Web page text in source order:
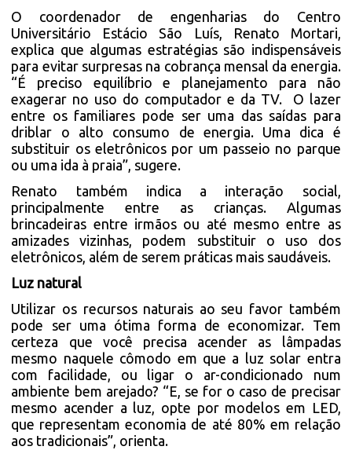
O coordenador de engenharias do Centro
Universitário Estácio São Luís, Renato Mortari,
explica que algumas estratégias são indispensáveis
para evitar surpresas na cobrança mensal da energia.
“É preciso equilíbrio e planejamento para não
exagerar no uso do computador e da TV. O lazer
entre os familiares pode ser uma das saídas para
driblar o alto consumo de energia. Uma dica é
substituir os eletrônicos por um passeio no parque
ou uma ida à praia”, sugere.
Renato também indica a interação social,
principalmente entre as crianças. Algumas
brincadeiras entre irmãos ou até mesmo entre as
amizades vizinhas, podem substituir o uso dos
eletrônicos, além de serem práticas mais saudáveis.
Luz natural
Utilizar os recursos naturais ao seu favor também
pode ser uma ótima forma de economizar. Tem
certeza que você precisa acender as lâmpadas
mesmo naquele cômodo em que a luz solar entra
com facilidade, ou ligar o ar-condicionado num
ambiente bem arejado? “E, se for o caso de precisar
mesmo acender a luz, opte por modelos em LED,
que representam economia de até 80% em relação
aos tradicionais”, orienta.